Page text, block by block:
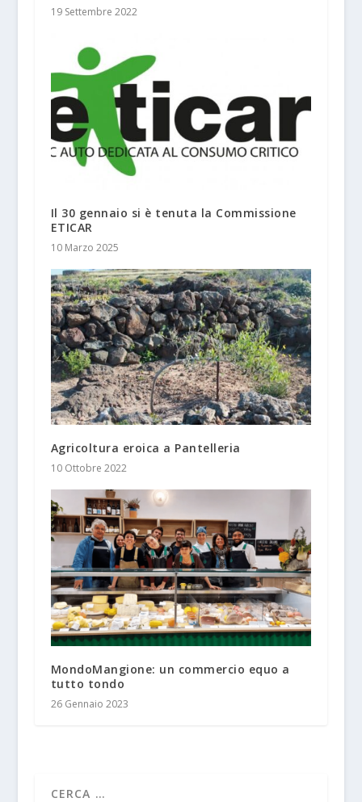
19 Settembre 2022
Il 30 gennaio si è tenuta la Commissione
ETICAR
10 Marzo 2025
Agricoltura eroica a Pantelleria
10 Ottobre 2022
MondoMangione: un commercio equo a
tutto tondo
26 Gennaio 2023